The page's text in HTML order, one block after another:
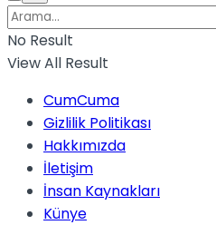
No Result
View All Result
CumCuma
Gizlilik Politikası
Hakkımızda
İletişim
İnsan Kaynakları
Künye